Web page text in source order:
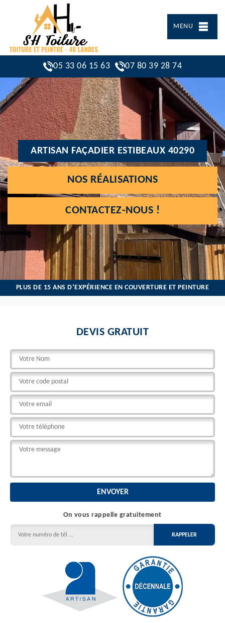
MENU
05 33 06 15 63 07 80 39 28 74
ARTISAN FAÇADIER ESTIBEAUX 40290
NOS RÉALISATIONS
CONTACTEZ-NOUS !
PLUS DE 15 ANS D’EXPÉRIENCE EN COUVERTURE ET PEINTURE
DEVIS GRATUIT
On vous rappelle gratuitement